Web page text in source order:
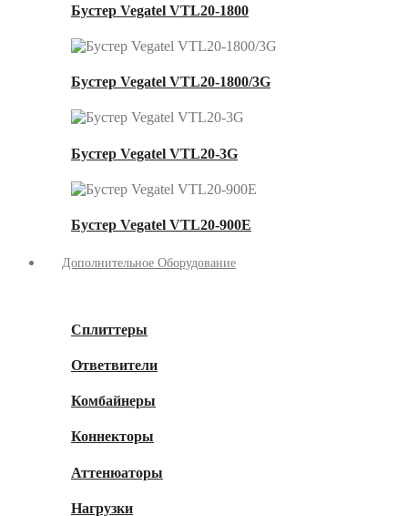
Бустер Vegatel VTL20-1800
Бустер Vegatel VTL20-1800/3G
Бустер Vegatel VTL20-3G
Бустер Vegatel VTL20-900E
Дополнительное Оборудование
Сплиттеры
Ответвители
Комбайнеры
Коннекторы
Аттенюаторы
Нагрузки